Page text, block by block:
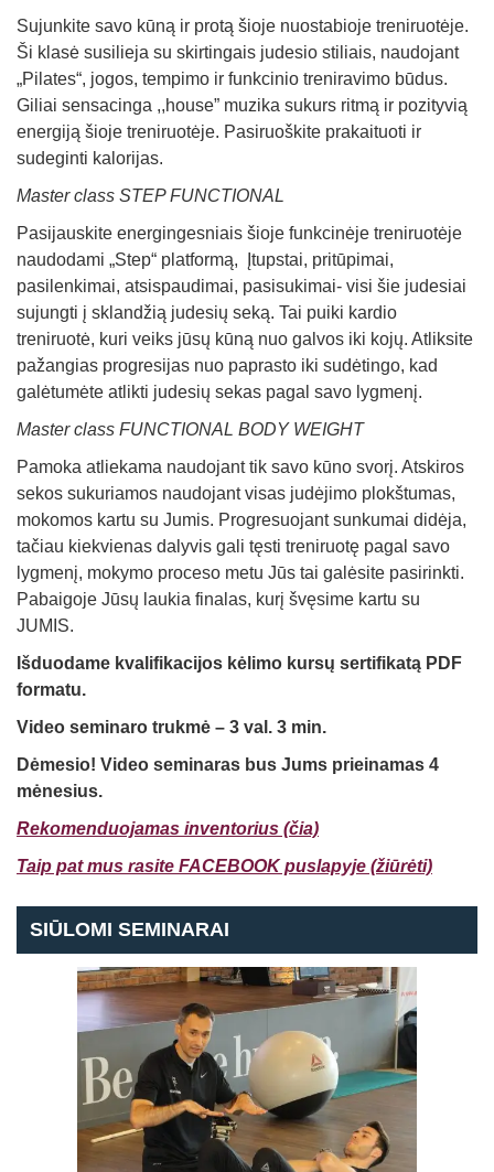
Sujunkite savo kūną ir protą šioje nuostabioje treniruotėje.
Ši klasė susilieja su skirtingais judesio stiliais, naudojant
„Pilates“, jogos, tempimo ir funkcinio treniravimo būdus.
Giliai sensacinga ,,house” muzika sukurs ritmą ir pozityvią
energiją šioje treniruotėje. Pasiruoškite prakaituoti ir
sudeginti kalorijas.
Master class STEP FUNCTIONAL
Pasijauskite energingesniais šioje funkcinėje treniruotėje
naudodami „Step“ platformą, Įtupstai, pritūpimai,
pasilenkimai, atsispaudimai, pasisukimai- visi šie judesiai
sujungti į sklandžią judesių seką. Tai puiki kardio
treniruotė, kuri veiks jūsų kūną nuo galvos iki kojų. Atliksite
pažangias progresijas nuo paprasto iki sudėtingo, kad
galėtumėte atlikti judesių sekas pagal savo lygmenį.
Master class FUNCTIONAL BODY WEIGHT
Pamoka atliekama naudojant tik savo kūno svorį. Atskiros
sekos sukuriamos naudojant visas judėjimo plokštumas,
mokomos kartu su Jumis. Progresuojant sunkumai didėja,
tačiau kiekvienas dalyvis gali tęsti treniruotę pagal savo
lygmenį, mokymo proceso metu Jūs tai galėsite pasirinkti.
Pabaigoje Jūsų laukia finalas, kurį švęsime kartu su
JUMIS.
Išduodame kvalifikacijos kėlimo kursų sertifikatą PDF
formatu.
Video seminaro trukmė – 3 val. 3 min.
Dėmesio! Video seminaras bus Jums prieinamas 4
mėnesius.
Rekomenduojamas inventorius (čia)
Taip pat mus rasite FACEBOOK puslapyje (žiūrėti)
SIŪLOMI SEMINARAI